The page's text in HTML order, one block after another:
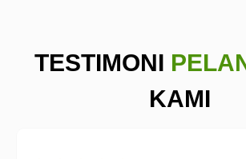
TESTIMONI
KAMI